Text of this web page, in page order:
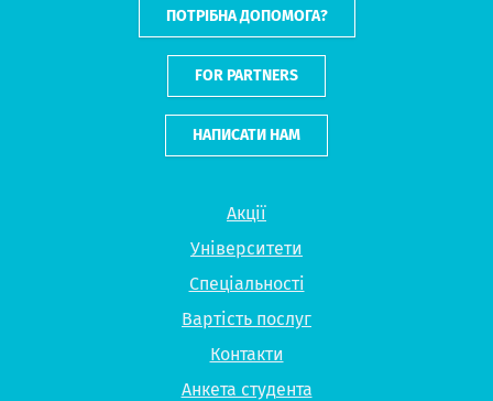
Акції
Університети
Спеціальності
Вартість послуг
Контакти
Анкета студента
ПОТРІБНА ДОПОМОГА?
FOR PARTNERS
НАПИСАТИ НАМ